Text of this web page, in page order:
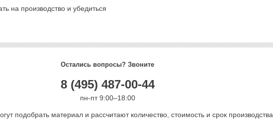
на производство и убедиться
Остались вопросы? Звоните
8 (495) 487-00-44
пн-пт 9:00–18:00
подобрать материал и рассчитают количество, стоимость и срок производства.